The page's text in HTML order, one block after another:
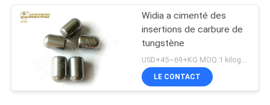
Widia a cimenté des
insertions de carbure de
tungstène
LE CONTACT